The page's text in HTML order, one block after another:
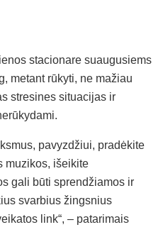
stacionare suaugusiems
metant rūkyti, ne mažiau
stresines situacijas ir
pavyzdžiui, pradėkite
muzikos, išeikite
gali būti sprendžiamos ir
svarbius žingsnius
link“, – patarimais